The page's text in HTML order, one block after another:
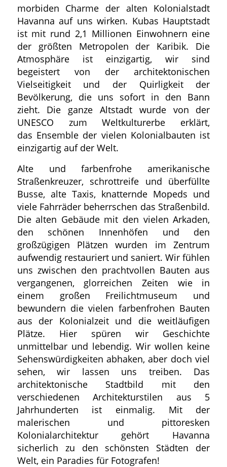
morbiden Charme der alten Kolonialstadt
Havanna auf uns wirken. Kubas Hauptstadt
ist mit rund 2,1 Millionen Einwohnern eine
der größten Metropolen der Karibik. Die
Atmosphäre ist einzigartig, wir sind
begeistert von der architektonischen
Vielseitigkeit und der Quirligkeit der
Bevölkerung, die uns sofort in den Bann
zieht. Die ganze Altstadt wurde von der
UNESCO zum Weltkulturerbe erklärt,
das Ensemble der vielen Kolonialbauten ist
einzigartig auf der Welt.
Alte und farbenfrohe amerikanische
Straßenkreuzer, schrottreife und überfüllte
Busse, alte Taxis, knatternde Mopeds und
viele Fahrräder beherrschen das Straßenbild.
Die alten Gebäude mit den vielen Arkaden,
den schönen Innenhöfen und den
großzügigen Plätzen wurden im Zentrum
aufwendig restauriert und saniert. Wir fühlen
uns zwischen den prachtvollen Bauten aus
vergangenen, glorreichen Zeiten wie in
einem großen Freilichtmuseum und
bewundern die vielen farbenfrohen Bauten
aus der Kolonialzeit und die weitläufigen
Plätze. Hier spüren wir Geschichte
unmittelbar und lebendig. Wir wollen keine
Sehenswürdigkeiten abhaken, aber doch viel
sehen, wir lassen uns treiben. Das
architektonische Stadtbild mit den
verschiedenen Architekturstilen aus 5
Jahrhunderten ist einmalig. Mit der
malerischen und pittoresken
Kolonialarchitektur gehört Havanna
sicherlich zu den schönsten Städten der
Welt, ein Paradies für Fotografen!